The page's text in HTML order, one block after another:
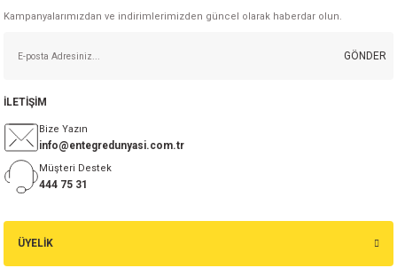
Kampanyalarımızdan ve indirimlerimizden güncel olarak haberdar olun.
GÖNDER
ÜYELİK
İLETİŞİM
Bize Yazın
info@entegredunyasi.com.tr
Müşteri Destek
444 75 31